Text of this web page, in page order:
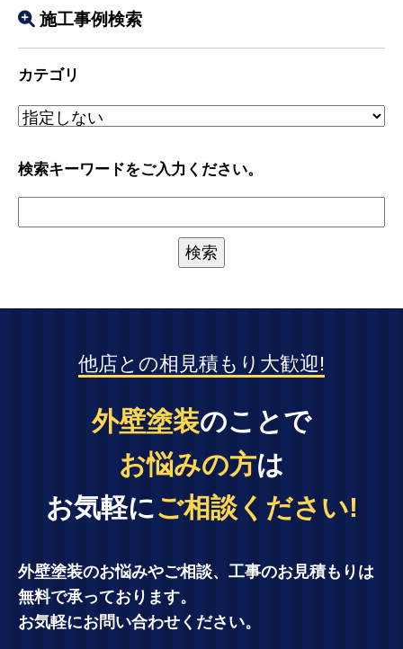
施工事例検索
カテゴリ
検索キーワードをご入力ください。
他店との相見積もり大歓迎!
外壁塗装のことで
お悩みの方は
お気軽にご相談ください!
外壁塗装のお悩みやご相談、工事のお見積もりは
無料で承っております。
お気軽にお問い合わせください。